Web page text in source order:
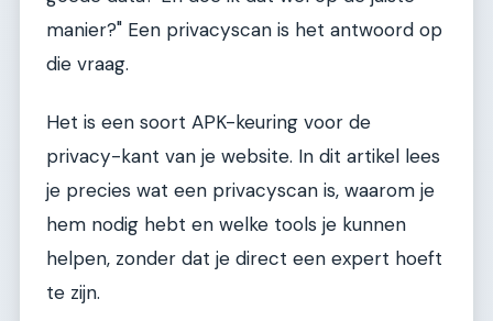
manier?" Een privacyscan is het antwoord op
die vraag.
Het is een soort APK-keuring voor de
privacy-kant van je website. In dit artikel lees
je precies wat een privacyscan is, waarom je
hem nodig hebt en welke tools je kunnen
helpen, zonder dat je direct een expert hoeft
te zijn.